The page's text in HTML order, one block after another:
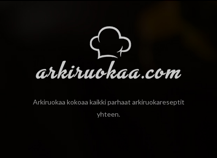
Arkiruokaa kokoaa kaikki parhaat arkiruokareseptit
yhteen.